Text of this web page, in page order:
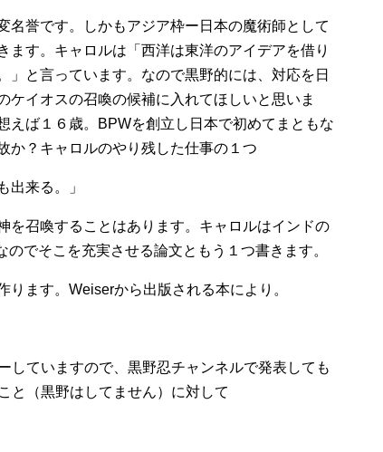
名誉です。しかもアジア枠ー日本の魔術師として
す。キャロルは「西洋は東洋のアイデアを借り
と言っています。なので黒野的には、対応を日
イオスの召喚の候補に入れてほしいと思いま
えば１６歳。BPWを創立し日本で初めてまともな
か？キャロルのやり残した仕事の１つ
出来る。」
を召喚することはあります。キャロルはインドの
でそこを充実させる論文ともう１つ書きます。
ます。Weiserから出版される本により。
していますので、黒野忍チャンネルで発表しても
と（黒野はしてません）に対して